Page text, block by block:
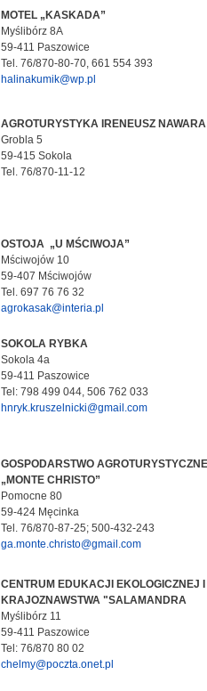
MOTEL „KASKADA”
Myślibórz 8A
59-411 Paszowice
Tel. 76/870-80-70, 661 554 393
halinakumik@wp.pl
AGROTURYSTYKA IRENEUSZ NAWARA
Grobla 5
59-415 Sokola
Tel. 76/870-11-12
OSTOJA „U MŚCIWOJA”
Mściwojów 10
59-407 Mściwojów
Tel. 697 76 76 32
agrokasak@interia.pl
SOKOLA RYBKA
Sokola 4a
59-411 Paszowice
Tel: 798 499 044, 506 762 033
hnryk.kruszelnicki@gmail.com
GOSPODARSTWO AGROTURYSTYCZNE
„MONTE CHRISTO”
Pomocne 80
59-424 Męcinka
Tel. 76/870-87-25; 500-432-243
ga.monte.christo@gmail.com
CENTRUM EDUKACJI EKOLOGICZNEJ I
KRAJOZNAWSTWA "SALAMANDRA
Myślibórz 11
59-411 Paszowice
Tel: 76/870 80 02
chelmy@poczta.onet.pl